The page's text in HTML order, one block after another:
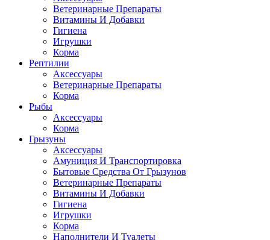
Ветеринарные Препараты
Витамины И Добавки
Гигиена
Игрушки
Корма
Рептилии
Аксессуары
Ветеринарные Препараты
Корма
Рыбы
Аксессуары
Корма
Грызуны
Аксессуары
Амуниция И Транспортировка
Бытовые Средства От Грызунов
Ветеринарные Препараты
Витамины И Добавки
Гигиена
Игрушки
Корма
Наполнители И Туалеты